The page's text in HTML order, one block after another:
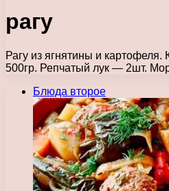
рагу
Рагу из ягнятины и
500гр. Репчатый лук — 2шт.
Блюда второе